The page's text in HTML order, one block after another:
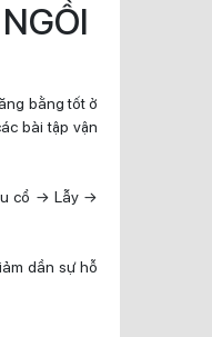
bằng tốt ở
bài tập vận
cổ → Lẫy →
dần sự hỗ